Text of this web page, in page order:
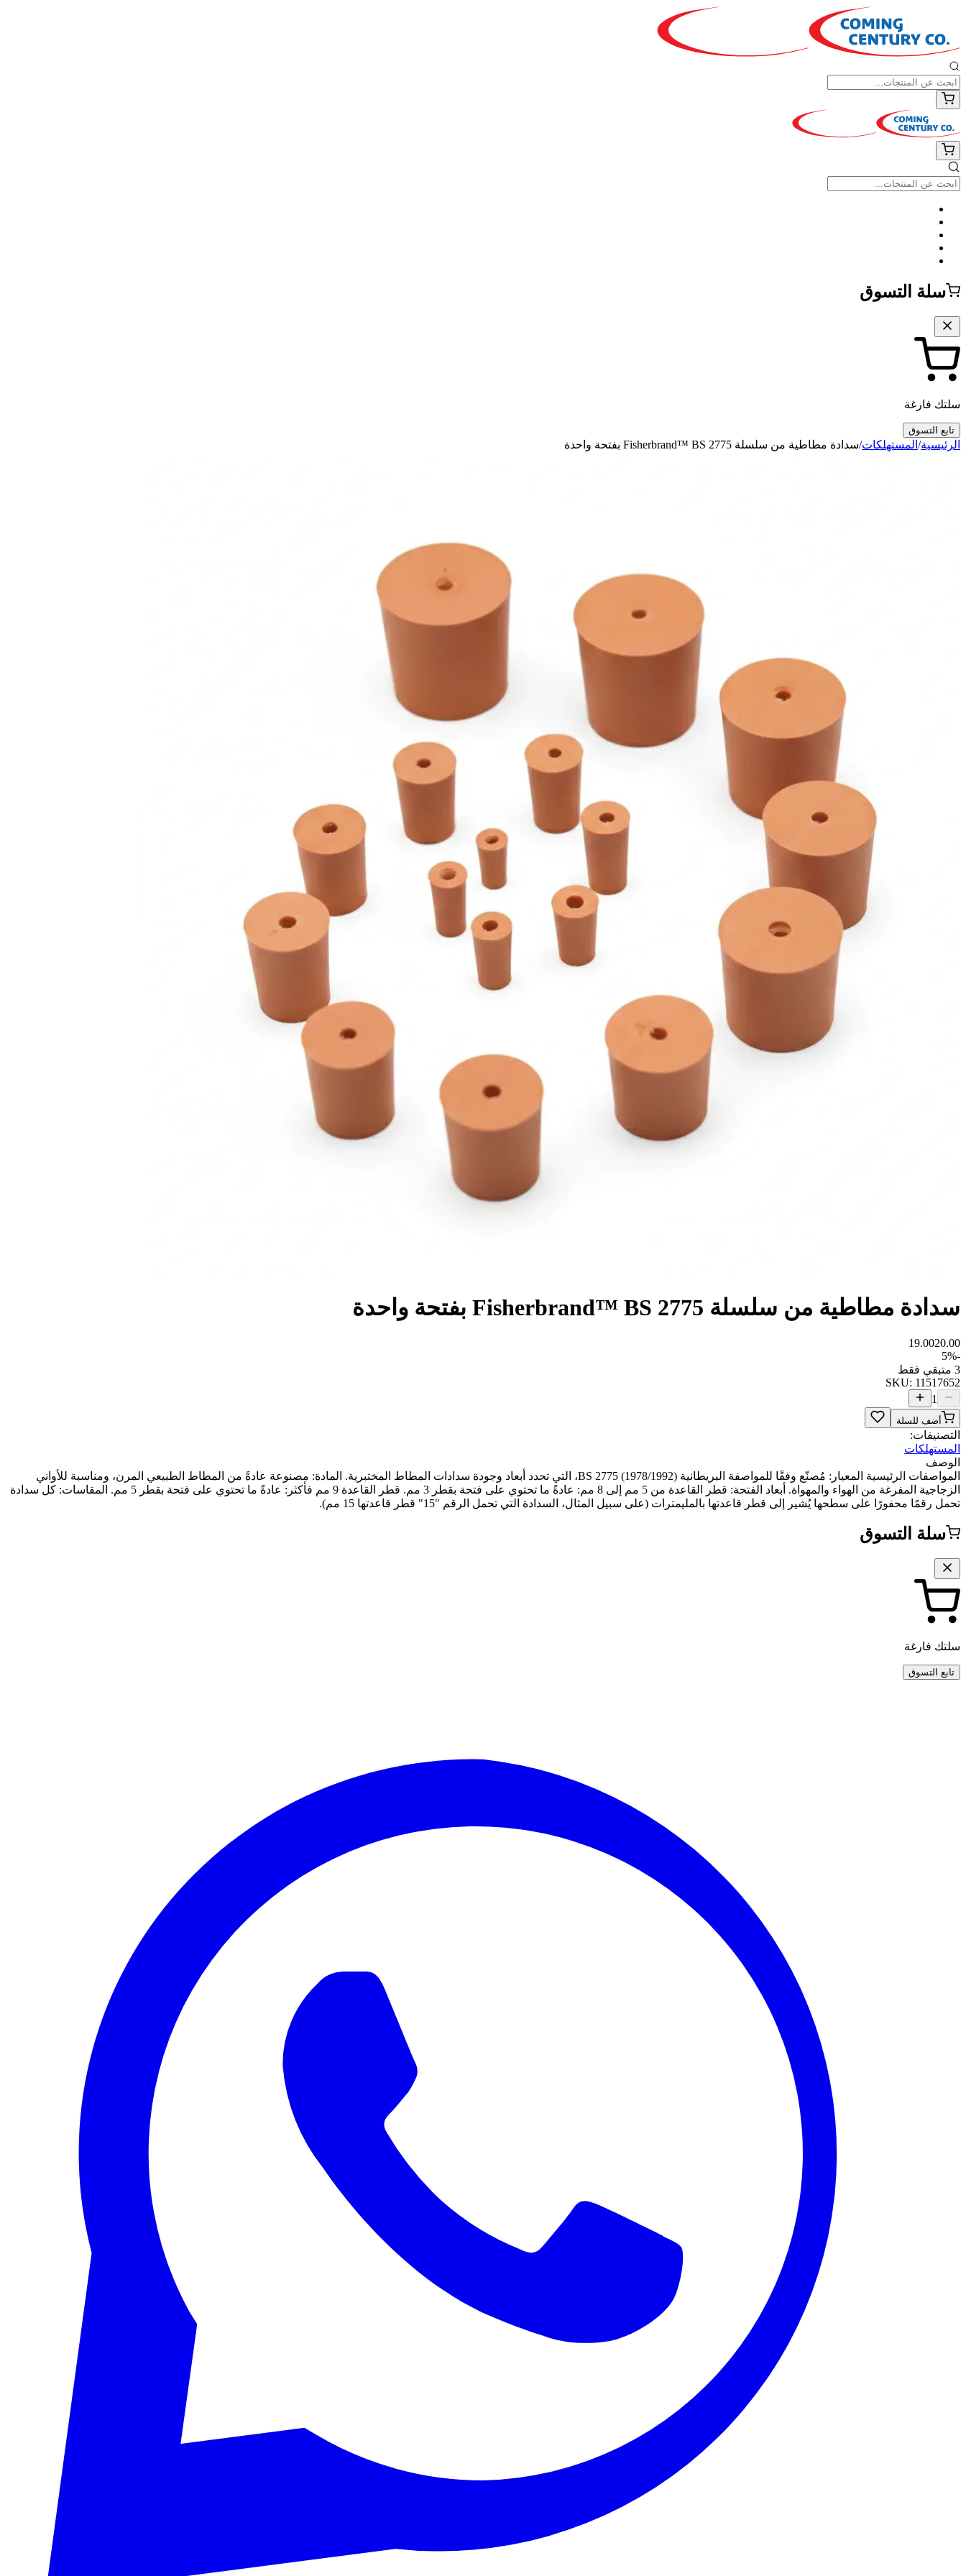
سلة التسوق
سلتك فارغة
تابع التسوق
الرئيسية/ المستهلكات/سدادة مطاطية من سلسلة Fisherbrand™ BS 2775 بفتحة واحدة
سدادة مطاطية من سلسلة Fisherbrand™ BS 2775 بفتحة واحدة
19.0020.00
-
5%
3 متبقي فقط
SKU: 11517652
1
أضف للسلة
التصنيفات:
المستهلكات
الوصف
المواصفات الرئيسية المعيار: مُصنّع وفقًا للمواصفة البريطانية BS 2775 (1978/1992)، التي تحدد أبعاد وجودة سدادات المطاط المختبرية. المادة: مصنوعة عادةً من المطاط الطبيعي المرن، ومناسبة للأواني
الزجاجية المفرغة من الهواء والمهواة. أبعاد الفتحة: قطر القاعدة من 5 مم إلى 8 مم: عادةً ما تحتوي على فتحة بقطر 3 مم. قطر القاعدة 9 مم فأكثر: عادةً ما تحتوي على فتحة بقطر 5 مم. المقاسات: كل سدادة
تحمل رقمًا محفورًا على سطحها يُشير إلى قطر قاعدتها بالمليمترات (على سبيل المثال، السدادة التي تحمل الرقم "15" قطر قاعدتها 15 مم).
سلة التسوق
سلتك فارغة
تابع التسوق